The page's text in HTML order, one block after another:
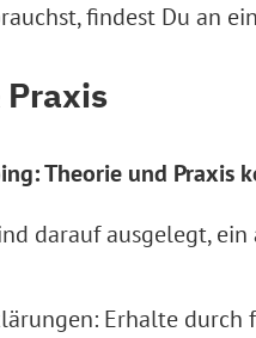
findest Du an
Theorie und Praxis
darauf ausgelegt,
Erhalte durch